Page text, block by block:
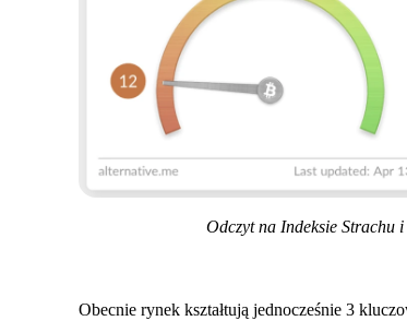
Odczyt na Indeksie Strachu
Obecnie rynek kształtują jednocześnie 3